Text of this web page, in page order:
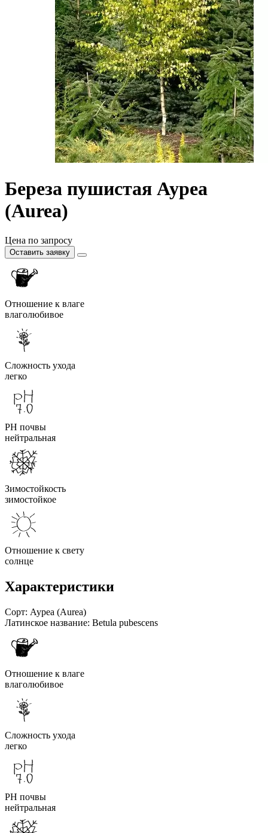
Береза пушистая Ауреа
(Aurea)
Цена по запросу
Оставить заявку
Отношение к влаге
влаголюбивое
Сложность ухода
легко
PH почвы
нейтральная
Зимостойкость
зимостойкое
Отношение к свету
солнце
Характеристики
Сорт: Ауреа (Aurea)
Латинское название: Betula pubescens
Отношение к влаге
влаголюбивое
Сложность ухода
легко
PH почвы
нейтральная